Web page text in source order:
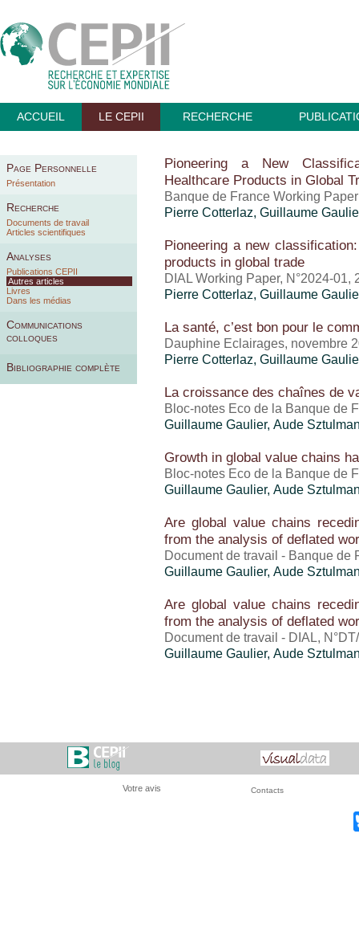
ACCUEIL LE CEPII RECHERCHE
Page Personnelle
Présentation
Recherche
Documents de travail
Articles scientifiques
Analyses
Publications CEPII
Autres articles
Livres
Dans les médias
Communications
colloques
Bibliographie complète
Pioneering a New
Healthcare Products in Global
Banque de France Working
Pierre Cotterlaz, Guillaume
Pioneering a new
products in global trade
DIAL Working Paper, N°2024-01,
Pierre Cotterlaz, Guillaume
La santé, c’est bon pour le
Dauphine Eclairages, novembre
Pierre Cotterlaz, Guillaume
La croissance des chaînes de
Bloc-notes Eco de la Banque de
Guillaume Gaulier, Aude
Growth in global value chains
Bloc-notes Eco de la Banque de
Guillaume Gaulier, Aude
Are global value chains
from the analysis of deflated
Document de travail - Banque de
Guillaume Gaulier, Aude
Are global value chains
from the analysis of deflated
Document de travail - DIAL,
Guillaume Gaulier, Aude
Votre avis Contacts